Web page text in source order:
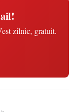
zilnic, gratuit.